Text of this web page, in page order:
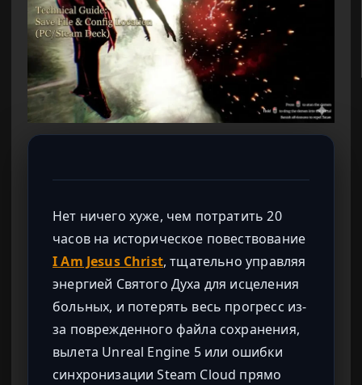
Нет ничего хуже, чем потратить 20
часов на историческое повествование
I Am Jesus Christ, тщательно управляя
энергией Святого Духа для исцеления
больных, и потерять весь прогресс из-
за поврежденного файла сохранения,
вылета Unreal Engine 5 или ошибки
синхронизации Steam Cloud прямо